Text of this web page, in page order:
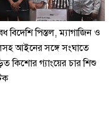
বিদেশি পিস্তল, ম্যাগাজিন ও
আইনের সঙ্গে সংঘাতে
কিশোর গ্যাংয়ের চার শিশু